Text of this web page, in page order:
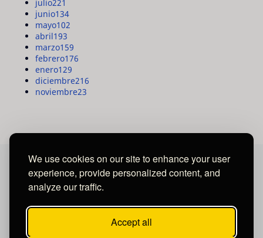
We use cookies on our site to enhance your user
experience, provide personalized content, and
analyze our traffic.
Accept all
julio221
junio134
mayo102
abril193
marzo159
febrero176
enero129
diciembre216
noviembre23
MAYA MEDIA GROUP
Ubicados en Tegucigalpa - Honduras.